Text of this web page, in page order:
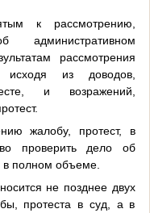
к рассмотрению,
рассмотрения
исходя из доводов,
и возражений,
жалобу, протест, в
проверить дело об
полном объеме.
не позднее двух
протеста в суд, а в